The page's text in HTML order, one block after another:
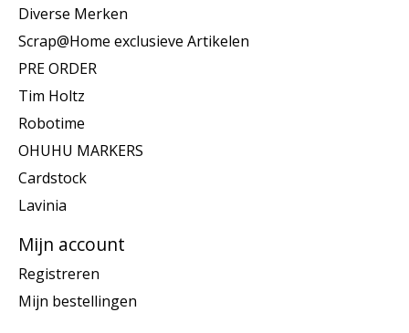
Diverse Merken
Scrap@Home exclusieve Artikelen
PRE ORDER
Tim Holtz
Robotime
OHUHU MARKERS
Cardstock
Lavinia
Mijn account
Registreren
Mijn bestellingen